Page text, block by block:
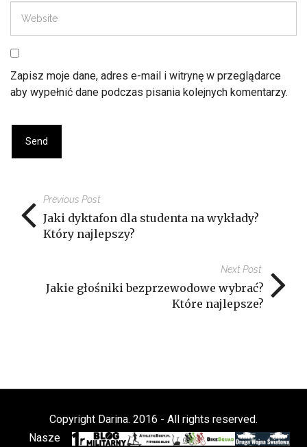
Zapisz moje dane, adres e-mail i witrynę w przeglądarce
aby wypełnić dane podczas pisania kolejnych komentarzy.
Previous Post
Jaki dyktafon dla studenta na wykłady?
Który najlepszy?
Next Post
Jakie głośniki bezprzewodowe wybrać?
Które najlepsze?
Copyright Darina. 2016 - All rights reserved.
Nasze